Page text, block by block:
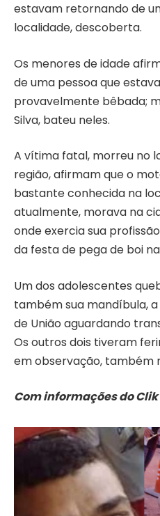
estavam retornando de
localidade, descoberta.
Os menores de idade
de uma pessoa que
provavelmente bêbada;
Silva, bateu neles.
A vítima fatal, morreu no
região, afirmam que o
bastante conhecida na
atualmente, morava na
onde exercia sua
da festa de pega de boi
Um dos adolescentes
também sua mandíbula,
de União aguardando
Os outros dois tiveram
em observação, também
Com informações do